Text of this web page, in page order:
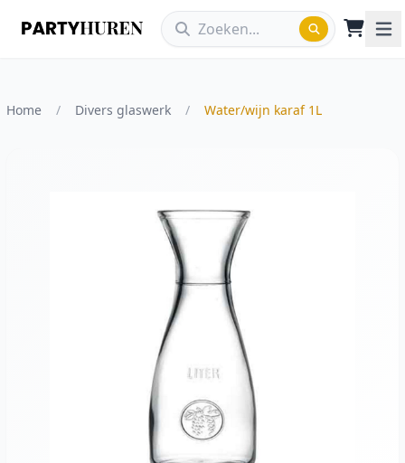
Home / Divers glaswerk / Water/wijn karaf 1L
Vergroot afbeelding